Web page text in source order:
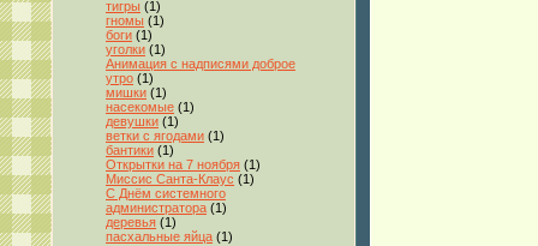
тигры (1)
гномы (1)
боги (1)
уголки (1)
Анимация с надписями доброе
утро (1)
мишки (1)
насекомые (1)
девушки (1)
ветки с ягодами (1)
бантики (1)
Открытки на 7 ноября (1)
Миссис Санта-Клаус (1)
С Днём системного
администратора (1)
деревья (1)
пасхальные яйца (1)